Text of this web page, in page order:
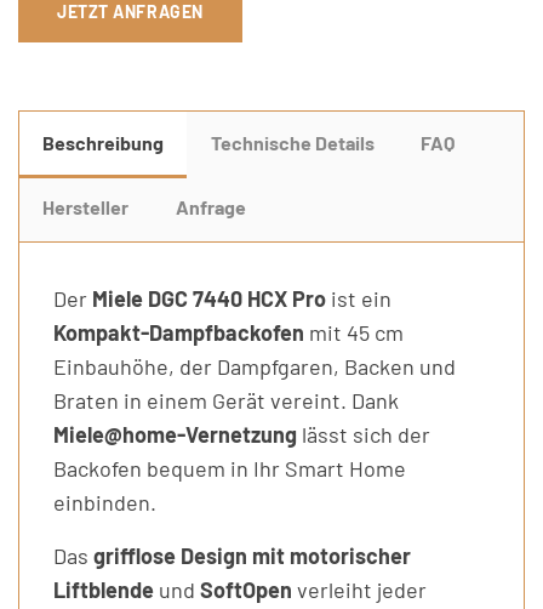
JETZT ANFRAGEN
Beschreibung Technische Details FAQ
Hersteller Anfrage
Der Miele DGC 7440 HCX Pro ist ein
Kompakt-Dampfbackofen mit 45 cm
Einbauhöhe, der Dampfgaren, Backen und
Braten in einem Gerät vereint. Dank
Miele@home-Vernetzung lässt sich der
Backofen bequem in Ihr Smart Home
einbinden.
Das grifflose Design mit motorischer
Liftblende und SoftOpen verleiht jeder